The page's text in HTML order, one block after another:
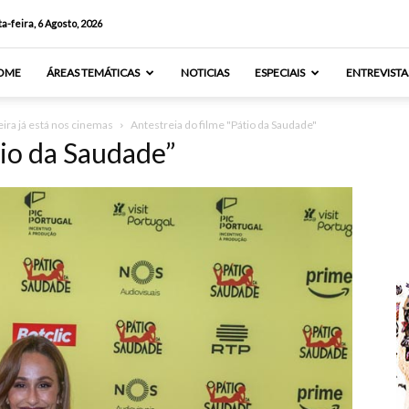
feira, 6 Agosto, 2026
ÁREAS TEMÁTICAS NOTICIAS ESPECIAIS
já está nos cinemas Antestreia do filme "Pátio da Saudade"
da Saudade”